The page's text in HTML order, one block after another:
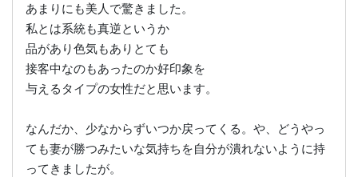
あまりにも美人で驚きました。
私とは系統も真逆というか
品があり色気もありとても
接客中なのもあったのか好印象を
与えるタイプの女性だと思います。
なんだか、少なからずいつか戻ってくる。や、どうやっ
ても妻が勝つみたいな気持ちを自分が潰れないように持
ってきましたが。